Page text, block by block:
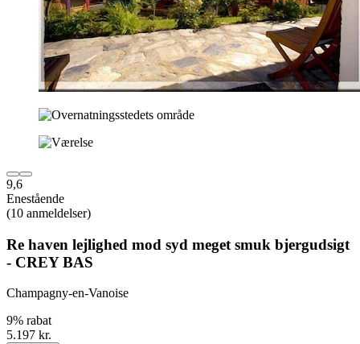
9,6
Enestående
(10 anmeldelser)
Re haven lejlighed mod syd meget smuk bjergudsigt
- CREY BAS
Champagny-en-Vanoise
9% rabat
5.197 kr.